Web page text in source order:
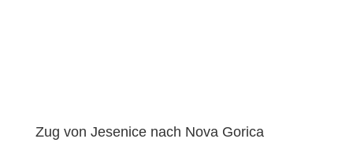
Zug von Jesenice nach Nova Gorica